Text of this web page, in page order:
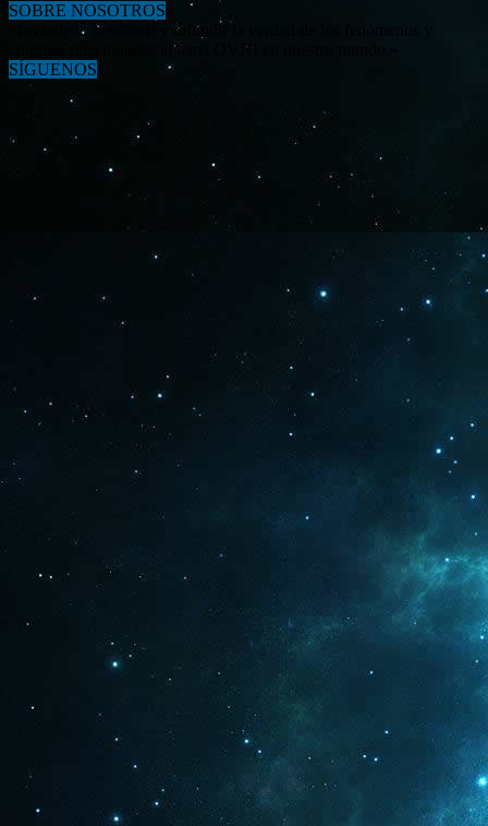
SOBRE NOSOTROS
«Investigar, descubrir y difundir la verdad de los fenómenos y
enigmas relacionados al tema OVNI en nuestro mundo.»
SÍGUENOS